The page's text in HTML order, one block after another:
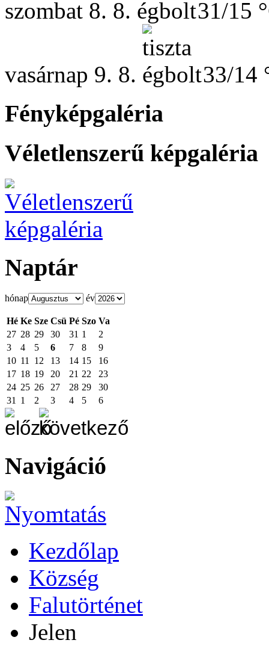
szombat 8. 8. 31/15
vasárnap 9. 8. 33/14
Fényképgaléria
Véletlenszerű képgaléria
Naptár
hónap év
Hé Ke Sze Csü Pé Szo Va
27 28 29 30 31 1
2
3
4 5 6 7 8
9
10 11 12 13 14 15
16
17 18 19 20 21 22
23
24 25 26 27 28 29
30
31
1 2 3 4 5 6
Navigáció
Kezdőlap
Község
Falutörténet
Jelen